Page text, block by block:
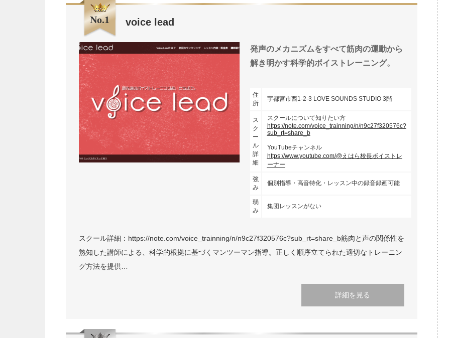
No.1 voice lead
発声のメカニズムをすべて筋肉の運動から
解き明かす科学的ボイストレーニング。
住
所
宇都宮市西1-2-3 LOVE SOUNDS STUDIO 3階
ス
ク
ー
ル
詳
細
スクールについて知りたい方
https://note.com/voice_trainning/n/n9c27f320576c?
sub_rt=share_b
YouTubeチャンネル
https://www.youtube.com/@えはら校長ボイストレ
ーナー
強
み
個別指導・高音特化・レッスン中の録音録画可能
弱
み
集団レッスンがない
スクール詳細：https://note.com/voice_trainning/n/n9c27f320576c?sub_rt=share_b筋肉と声の関係性を
熟知した講師による、科学的根拠に基づくマンツーマン指導。正しく順序立てられた適切なトレーニン
グ方法を提供…
詳細を見る